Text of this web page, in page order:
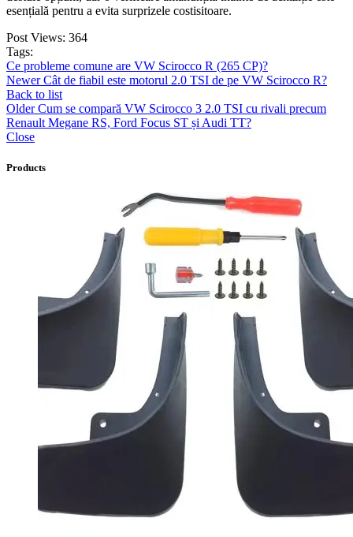
esențială pentru a evita surprizele costisitoare.
Post Views: 364
Tags:
Ce probleme comune are VW Scirocco R (265 CP)?
Newer Cât de fiabil este motorul 2.0 TSI de pe VW Scirocco R?
Back to list
Older Cum se compară VW Scirocco 3 2.0 TSI cu rivali precum
Renault Megane RS, Ford Focus ST și Audi TT?
Close
Products